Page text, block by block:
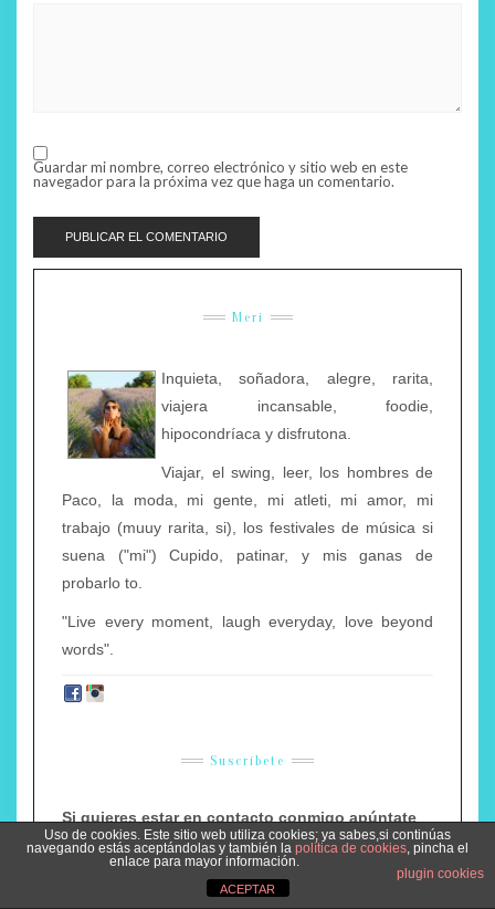
Guardar mi nombre, correo electrónico y sitio web en este
navegador para la próxima vez que haga un comentario.
Meri
Inquieta, soñadora, alegre, rarita,
viajera incansable, foodie,
hipocondríaca y disfrutona.
Viajar, el swing, leer, los hombres de
Paco, la moda, mi gente, mi atleti, mi amor, mi
trabajo (muuy rarita, si), los festivales de música si
suena ("mi") Cupido, patinar, y mis ganas de
probarlo to.
"Live every moment, laugh everyday, love beyond
words".
Suscríbete
Si quieres estar en contacto conmigo apúntate
aquí
Uso de cookies. Este sitio web utiliza cookies; ya sabes,si continúas
navegando estás aceptándolas y también la política de cookies, pincha el
enlace para mayor información.
plugin cookies
ACEPTAR